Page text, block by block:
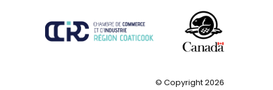
© Copyright 2026